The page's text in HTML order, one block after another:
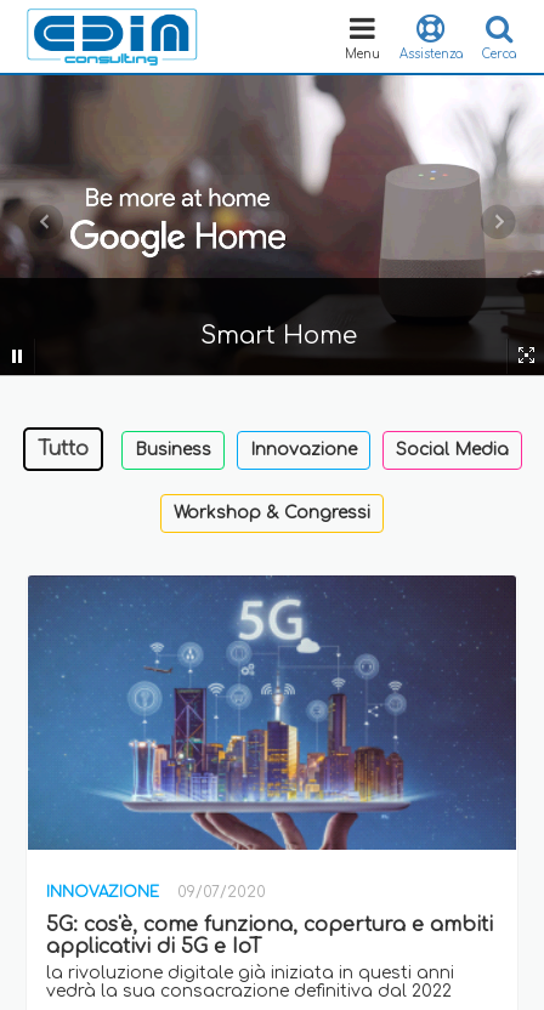
Cerca
Assistenza
Toggle
navigation
Menu
Smart Home
Tutto Business Innovazione Social Media
Workshop & Congressi
INNOVAZIONE 09/07/2020
5G: cos'è, come funziona, copertura e ambiti
applicativi di 5G e IoT
la rivoluzione digitale già iniziata in questi anni
vedrà la sua consacrazione definitiva dal 2022